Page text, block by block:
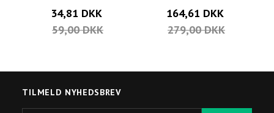
34,81 DKK
59,00 DKK
164,61 DKK
279,00 DKK
TILMELD NYHEDSBREV